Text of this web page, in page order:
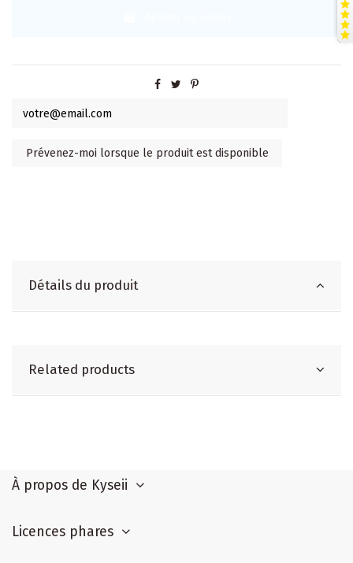
Détails du produit
Related products
À propos de Kyseii
Licences phares